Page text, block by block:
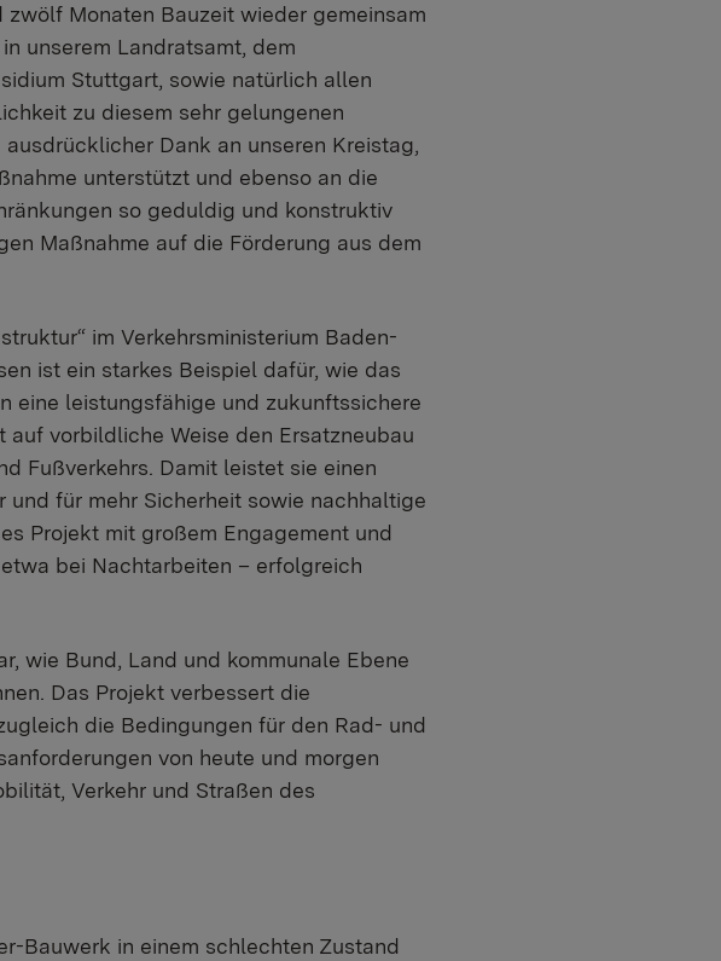
Monaten Bauzeit wieder gemeinsam
unserem Landratsamt, dem
Stuttgart, sowie natürlich allen
zu diesem sehr gelungenen
Dank an unseren Kreistag,
unterstützt und ebenso an die
so geduldig und konstruktiv
Maßnahme auf die Förderung aus dem
im Verkehrsministerium Baden-
ist ein starkes Beispiel dafür, wie das
eine leistungsfähige und zukunftssichere
vorbildliche Weise den Ersatzneubau
Fußverkehrs. Damit leistet sie einen
für mehr Sicherheit sowie nachhaltige
Projekt mit großem Engagement und
bei Nachtarbeiten – erfolgreich
wie Bund, Land und kommunale Ebene
Das Projekt verbessert die
die Bedingungen für den Rad- und
von heute und morgen
Verkehr und Straßen des
Bauwerk in einem schlechten Zustand